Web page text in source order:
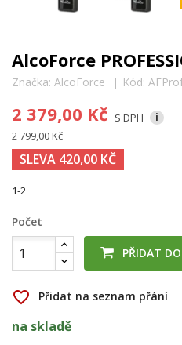
AlcoForce
Značka: AlcoForce Kód:
2 379,00 Kč S DPH i
2 799,00 Kč
SLEVA 420,00 KČ
1-2
Počet
PŘIDAT
favorite_border Přidat na seznam přání
na skladě